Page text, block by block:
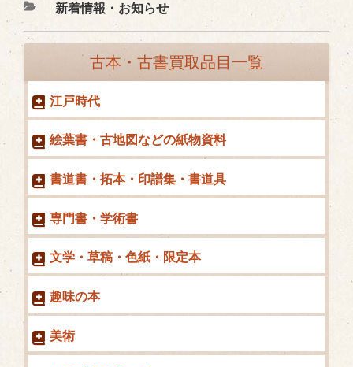
カ
テ
新着情報・お知らせ
古本・古書買取品目一覧
江戸時代
絵葉書・古地図などの紙物資料
書道書・拓本・印譜集・書道具
専門書・学術書
文学・草稿・色紙・限定本
趣味の本
美術